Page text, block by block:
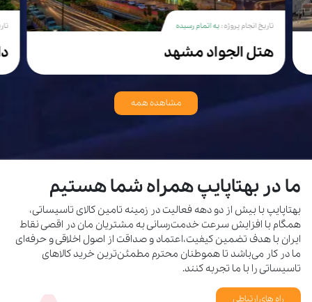
تاریخ انجام پروژه : به اتمام رسیده
هتل الجواد مشهد
مشاهده همه
ما در بهتاپایپ همراه شما هستیم
بهتاپایپ با بیش از دو دهه فعالیت در زمینه تامین کالای تاسیساتی،
همگام با افزایش سرعت خدمت‌رسانی به مشتریان مان در اقصی نقاط
ایران با هدف تضمین کیفیت،اعتماد و صداقت از اصول اخلاقی و حرفه‌ای
ما در کار می‌باشد تا هموطنان محترم مطمئن‌ترین خرید کالاهای
تاسیساتی را با ما تجربه کنند.
راه های ارتباطی